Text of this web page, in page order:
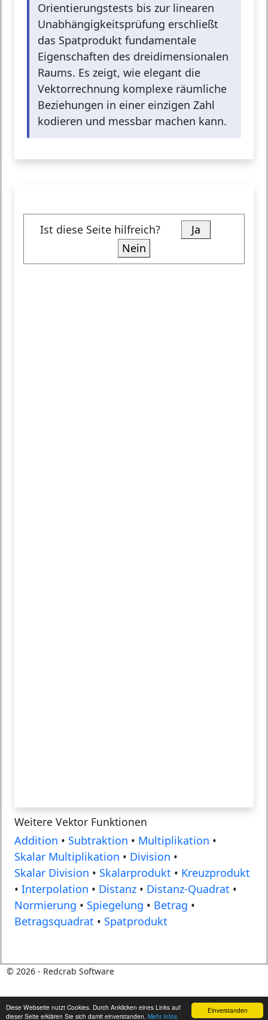
Einverstanden
Diese Webseite nutzt Cookies. Durch Anklicken eines Links auf
dieser Seite erklären Sie sich damit einverstanden. Mehr Infos
Orientierungstests bis zur linearen
Unabhängigkeitsprüfung erschließt
das Spatprodukt fundamentale
Eigenschaften des dreidimensionalen
Raums. Es zeigt, wie elegant die
Vektorrechnung komplexe räumliche
Beziehungen in einer einzigen Zahl
kodieren und messbar machen kann.
Ist diese Seite hilfreich?
Ja
Nein
Weitere Vektor Funktionen
Addition • Subtraktion • Multiplikation •
Skalar Multiplikation • Division •
Skalar Division • Skalarprodukt • Kreuzprodukt
• Interpolation • Distanz • Distanz-Quadrat •
Normierung • Spiegelung • Betrag •
Betragsquadrat • Spatprodukt
© 2026- Redcrab Software